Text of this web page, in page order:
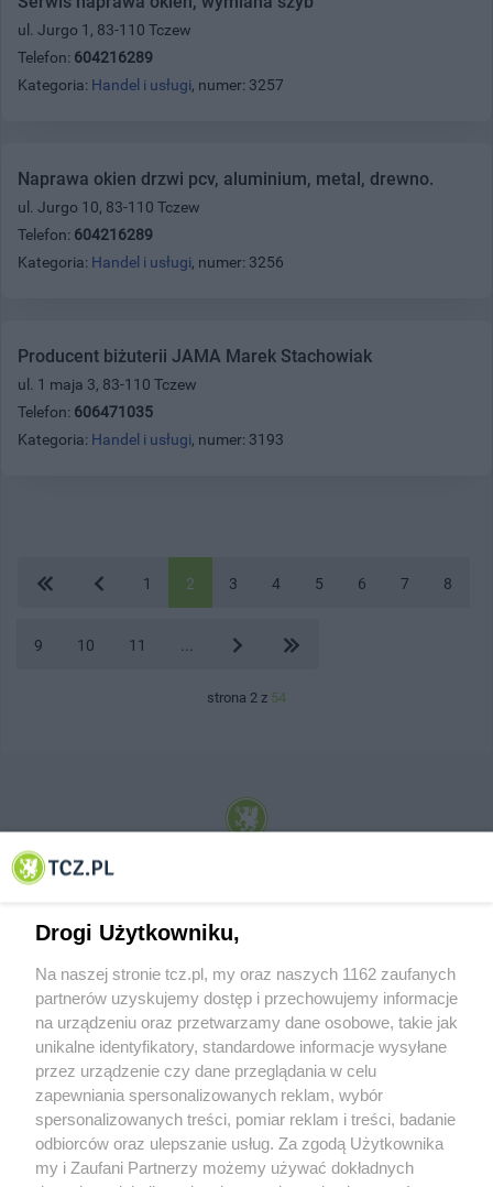
ul. Jurgo 1, 83-110 Tczew
Telefon: 604216289
Kategoria: Handel i usługi, numer: 3257
Naprawa okien drzwi pcv, aluminium, metal, drewno.
ul. Jurgo 10, 83-110 Tczew
Telefon: 604216289
Kategoria: Handel i usługi, numer: 3256
Producent biżuterii JAMA Marek Stachowiak
ul. 1 maja 3, 83-110 Tczew
Telefon: 606471035
Kategoria: Handel i usługi, numer: 3193
1 2 3 4 5 6 7 8
9 10 11
strona 2 z 54
© 2001-2026 Tczew - TCZ.PL Sp. z o.o. Internetowy Serwis Informacyjny Miasta
O FIRMIE POLITYKA PRYWATNOŚCI HOSTING
REKLAMA WSPÓŁPRACA RSS FACEBOOK KONTAKT
Nasze serwisy
Drogi Użytkowniku,
Na naszej stronie tcz.pl, my oraz naszych 1162 zaufanych
partnerów uzyskujemy dostęp i przechowujemy informacje
na urządzeniu oraz przetwarzamy dane osobowe, takie jak
unikalne identyfikatory, standardowe informacje wysyłane
przez urządzenie czy dane przeglądania w celu
zapewniania spersonalizowanych reklam, wybór
spersonalizowanych treści, pomiar reklam i treści, badanie
odbiorców oraz ulepszanie usług. Za zgodą Użytkownika
my i Zaufani Partnerzy możemy używać dokładnych